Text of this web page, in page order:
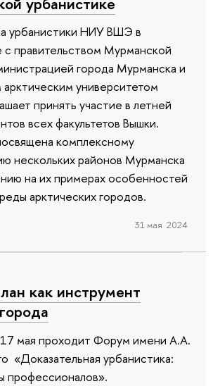
урбанистики НИУ ВШЭ в
с правительством Мурманской
города Мурманска и
университетом
принять участие в летней
всех факультетов Вышки.
комплексному
нескольких районов Мурманска
на их примерах особенностей
арктических городов.
31 мая 2024
как инструмент
мая проходит Форум имени А.А.
«Доказательная урбанистика:
профессионалов».